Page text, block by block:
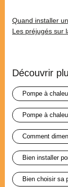
Quand installer
Les préjugés sur
Découvrir
pompe à
pompe à
comment
bien installer
bien choisir sa